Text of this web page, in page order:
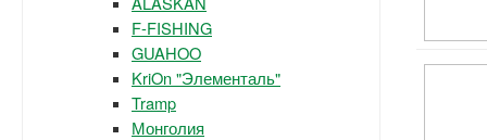
F-FISHING
GUAHOO
KriOn "Элементаль"
Tramp
Монголия